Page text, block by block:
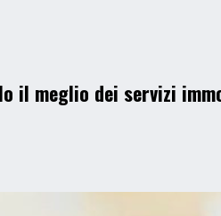
il meglio dei servizi